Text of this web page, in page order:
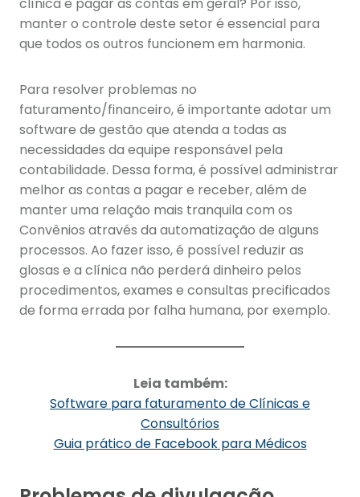
manter o controle deste setor é essencial para
que todos os outros funcionem em harmonia.
Para resolver problemas no
faturamento/financeiro, é importante adotar um
software de gestão que atenda a todas as
necessidades da equipe responsável pela
contabilidade. Dessa forma, é possível administrar
melhor as contas a pagar e receber, além de
manter uma relação mais tranquila com os
Convênios através da automatização de alguns
processos. Ao fazer isso, é possível reduzir as
glosas e a clínica não perderá dinheiro pelos
procedimentos, exames e consultas precificados
de forma errada por falha humana, por exemplo.
Leia também:
Software para faturamento de Clínicas e
Consultórios
Guia prático de Facebook para Médicos